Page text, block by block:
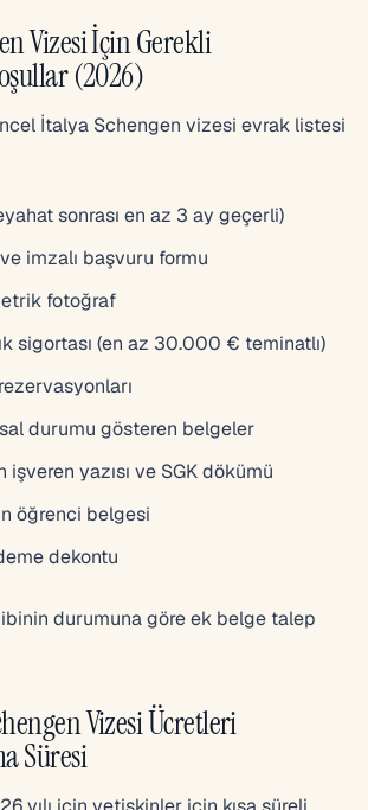
Vizesi İçin Gerekli
(2026)
İtalya Schengen vizesi evrak listesi
sonrası en az 3 ay geçerli)
imzalı başvuru formu
fotoğraf
sigortası (en az 30.000 € teminatlı)
durumu gösteren belgeler
işveren yazısı ve SGK dökümü
öğrenci belgesi
dekontu
durumuna göre ek belge talep
Vizesi Ücretleri
Süresi